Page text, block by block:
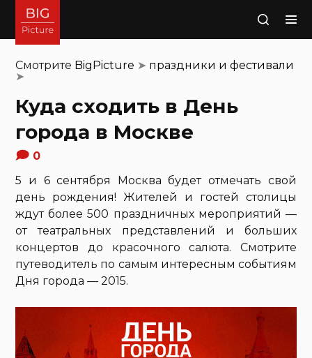
Поиск
Смотрите BigPicture ➤ праздники и фестивали
➤
Куда сходить в День
города в Москве
0
5 и 6 сентября Москва будет отмечать свой
день рождения! Жителей и гостей столицы
ждут более 500 праздничных мероприятий —
от театральных представлений и больших
концертов до красочного салюта. Смотрите
путеводитель по самым интересным событиям
Дня города — 2015.